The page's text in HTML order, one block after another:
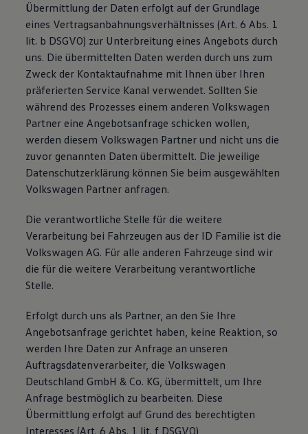
Übermittlung der Daten erfolgt auf der Grundlage
eines Vertragsanbahnungsverhältnisses (Art. 6 Abs. 1
lit. b DSGVO) zur Unterbreitung eines Angebots durch
uns. Die übermittelten Daten werden durch uns zum
Zweck der Kontaktaufnahme mit Ihnen über Ihren
präferierten Service Kanal verwendet. Sollten Sie
während des Prozesses einem anderen Volkswagen
Partner eine Angebotsanfrage schicken wollen,
werden diesem Volkswagen Partner und nicht uns die
zuvor genannten Daten übermittelt. Die jeweilige
Datenschutzerklärung können Sie beim ausgewählten
Volkswagen Partner anfragen.
Die verantwortliche Stelle für die weitere
Verarbeitung bei Fahrzeugen aus der ID Familie ist die
Volkswagen AG. Für alle anderen Fahrzeuge sind wir
die für die weitere Verarbeitung verantwortliche
Stelle.
Erfolgt durch uns als Partner, an den Sie Ihre
Angebotsanfrage gerichtet haben, keine Reaktion, so
werden Ihre Daten zur Anfrage an unseren
Auftragsdatenverarbeiter, die Volkswagen
Deutschland GmbH & Co. KG, übermittelt, um Ihre
Anfrage bestmöglich zu bearbeiten. Diese
Übermittlung erfolgt auf Grund des berechtigten
Interesses (Art. 6 Abs. 1 lit. f DSGVO),